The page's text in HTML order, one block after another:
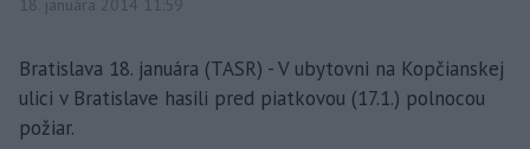
18. januára 2014 11:59
Bratislava 18. januára (TASR) - V ubytovni na Kopčianskej
ulici v Bratislave hasili pred piatkovou (17.1.) polnocou
požiar.